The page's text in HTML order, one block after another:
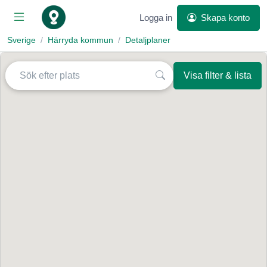
Logga in Skapa konto
Sverige Härryda kommun Detaljplaner
Visa filter & lista